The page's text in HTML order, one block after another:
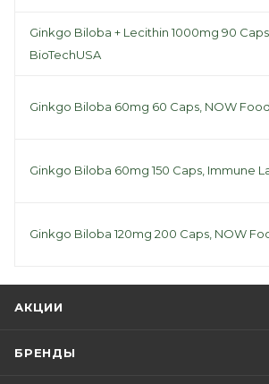
Ginkgo Biloba + Lecithin 1000mg 90 Caps,
BioTechUSA
Ginkgo Biloba 60mg 60 Caps, NOW
Ginkgo Biloba 60mg 150 Caps, Immune
Ginkgo Biloba 120mg 200 Caps, NOW
АКЦИИ
БРЕНДЫ